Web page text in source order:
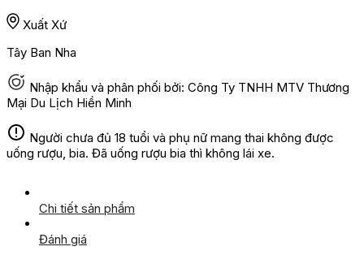
Xuất Xứ
Tây Ban Nha
Nhập khẩu và phân phối bởi: Công Ty TNHH MTV Thương
Mại Du Lịch Hiền Minh
Người chưa đủ 18 tuổi và phụ nữ mang thai không được
uống rượu, bia. Đã uống rượu bia thì không lái xe.
Chi tiết sản phẩm
Đánh giá